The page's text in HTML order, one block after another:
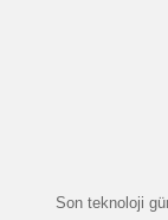
Son teknoloji